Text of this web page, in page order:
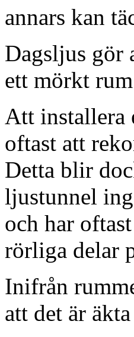
annars kan
Dagsljus gör
ett mörkt
Att installera
oftast att
Detta blir
ljustunnel
och har
rörliga delar
Inifrån
att det är